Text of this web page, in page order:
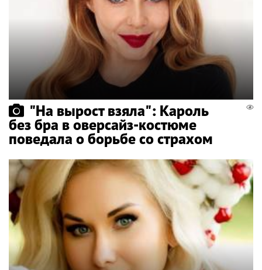
"На вырост взяла": Кароль
без бра в оверсайз-костюме
поведала о борьбе со страхом